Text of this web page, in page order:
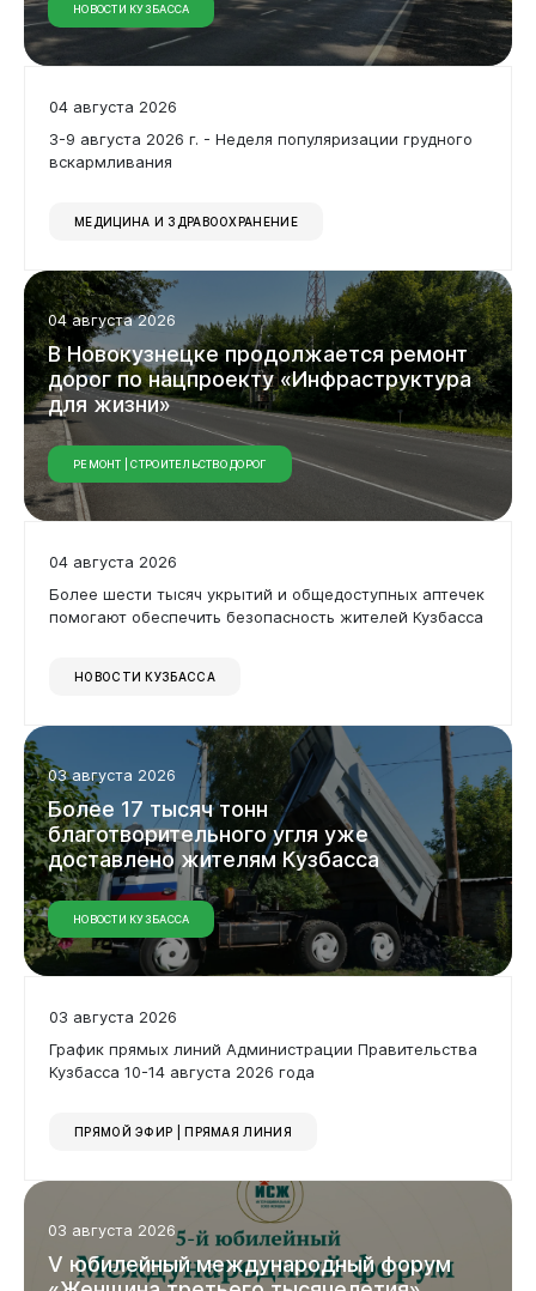
НОВОСТИ КУЗБАССА
04 августа 2026
3-9 августа 2026 г. - Неделя популяризации грудного
вскармливания
МЕДИЦИНА И ЗДРАВООХРАНЕНИЕ
04 августа 2026
ВНовокузнецкепродолжаетсяремонт
дорогпонацпроекту«Инфраструктура
для жизни»
РЕМОНТ | СТРОИТЕЛЬСТВО ДОРОГ
04 августа 2026
Более шести тысяч укрытий и общедоступных аптечек
помогают обеспечить безопасность жителей Кузбасса
НОВОСТИ КУЗБАССА
03 августа 2026
Более 17 тысячтонн
благотворительногоугля уже
доставленожителямКузбасса
НОВОСТИ КУЗБАССА
03 августа 2026
График прямых линий Администрации Правительства
Кузбасса 10-14 августа 2026 года
ПРЯМОЙ ЭФИР | ПРЯМАЯ ЛИНИЯ
03 августа 2026
V юбилейныймеждународныйфорум